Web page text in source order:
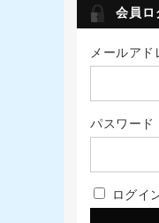
会員ロ
メールアド
パスワード
ログイ